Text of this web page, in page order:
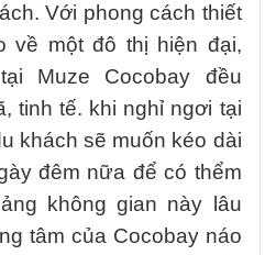
Với phong cách thiết
về một đô thị hiện đại,
Muze Cocobay đều
tinh tế. khi nghỉ ngơi tại
khách sẽ muốn kéo dài
đêm nữa để có thểm
không gian này lâu
tâm của Cocobay náo